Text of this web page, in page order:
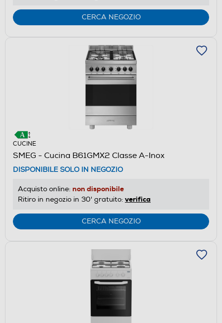
CERCA NEGOZIO
CUCINE
SMEG - Cucina B61GMX2 Classe A-Inox
DISPONIBILE SOLO IN NEGOZIO
Acquisto online: non disponibile
Ritiro in negozio in 30' gratuito: verifica
CERCA NEGOZIO